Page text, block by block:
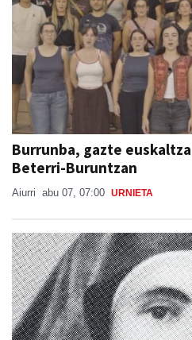
Burrunba, gazte
Beterri-Buruntzan
Aiurri abu 07, 07:00 URNIETA